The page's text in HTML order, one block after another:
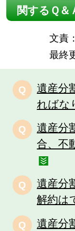
関するＱ＆
文責
最終
Q
遺産分
ればな
Q
遺産分
合、不
Q
遺産分
解約は
Q
遺産分